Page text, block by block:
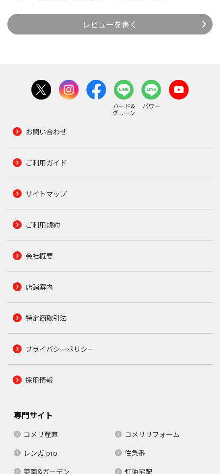
レビューを書く
ハード&
グリーン
パワー
お問い合わせ
ご利用ガイド
サイトマップ
ご利用規約
会社概要
店舗案内
特定商取引法
プライバシーポリシー
採用情報
専門サイト
コメリ産直
コメリリフォーム
レンガ.pro
住急番
菜園&ガーデン
灯油宅配